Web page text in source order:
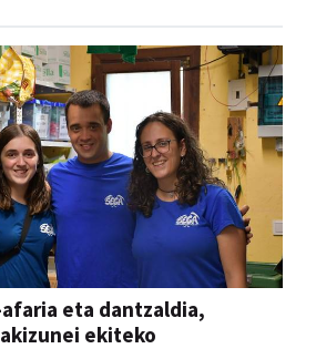
eta dantzaldia,
ekiteko